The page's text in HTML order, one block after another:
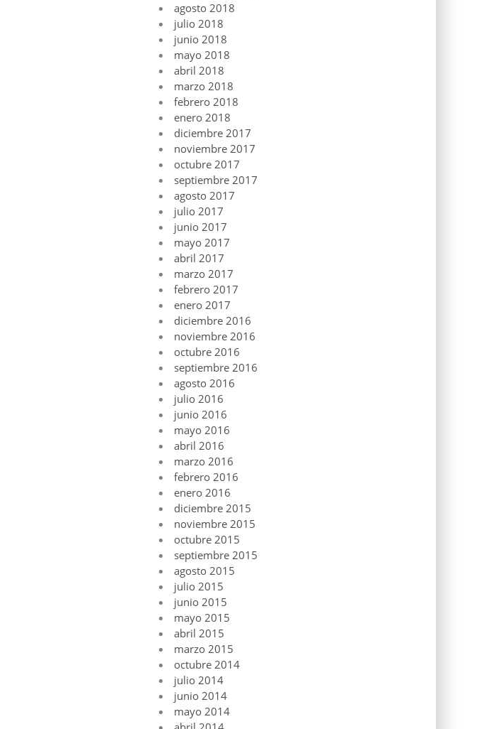
agosto 2018
julio 2018
junio 2018
mayo 2018
abril 2018
marzo 2018
febrero 2018
enero 2018
diciembre 2017
noviembre 2017
octubre 2017
septiembre 2017
agosto 2017
julio 2017
junio 2017
mayo 2017
abril 2017
marzo 2017
febrero 2017
enero 2017
diciembre 2016
noviembre 2016
octubre 2016
septiembre 2016
agosto 2016
julio 2016
junio 2016
mayo 2016
abril 2016
marzo 2016
febrero 2016
enero 2016
diciembre 2015
noviembre 2015
octubre 2015
septiembre 2015
agosto 2015
julio 2015
junio 2015
mayo 2015
abril 2015
marzo 2015
octubre 2014
julio 2014
junio 2014
mayo 2014